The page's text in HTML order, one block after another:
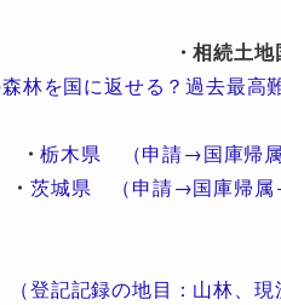
・相続土
林を国に返せる？過去最高
・栃木県 （申請→国庫帰
・ 茨城県 （申請→国庫帰属
登記記録の地目：山林、現